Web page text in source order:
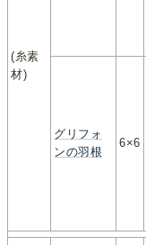
(糸素
材)
グリフォ
ンの羽根
6×6